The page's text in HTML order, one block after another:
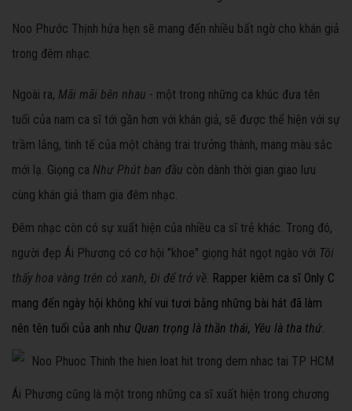
Noo Phước Thịnh hứa hẹn sẽ mang đến nhiều bất ngờ cho khán giả
trong đêm nhạc.
Ngoài ra, Mãi mãi bên nhau - một trong những ca khúc đưa tên
tuổi của nam ca sĩ tới gần hơn với khán giả, sẽ được thể hiện với sự
trầm lắng, tinh tế của một chàng trai trưởng thành, mang màu sắc
mới lạ. Giọng ca Như Phút ban đầu còn dành thời gian giao lưu
cùng khán giả tham gia đêm nhạc.
Đêm nhạc còn có sự xuất hiện của nhiều ca sĩ trẻ khác. Trong đó,
người đẹp Ái Phương có cơ hội "khoe" giọng hát ngọt ngào với Tôi
thấy hoa vàng trên cỏ xanh, Đi để trở về. Rapper kiêm ca sĩ Only C
mang đến ngày hội không khí vui tươi bằng những bài hát đã làm
nên tên tuổi của anh như Quan trọng là thần thái, Yêu là tha thứ.
Ái Phương cũng là một trong những ca sĩ xuất hiện trong chương